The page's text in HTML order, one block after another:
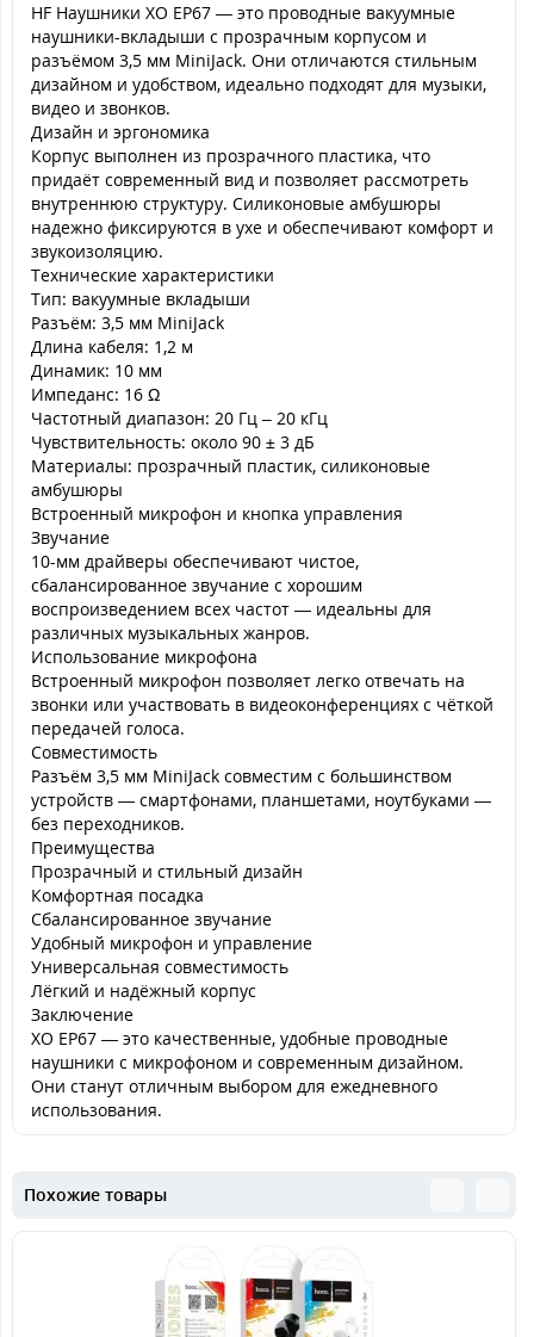
HF Наушники XO EP67 — это проводные вакуумные
наушники-вкладыши с прозрачным корпусом и
разъёмом 3,5 мм MiniJack. Они отличаются стильным
дизайном и удобством, идеально подходят для музыки,
видео и звонков.
Дизайн и эргономика
Корпус выполнен из прозрачного пластика, что
придаёт современный вид и позволяет рассмотреть
внутреннюю структуру. Силиконовые амбушюры
надежно фиксируются в ухе и обеспечивают комфорт и
звукоизоляцию.
Технические характеристики
Тип: вакуумные вкладыши
Разъём: 3,5 мм MiniJack
Длина кабеля: 1,2 м
Динамик: 10 мм
Импеданс: 16 Ω
Частотный диапазон: 20 Гц – 20 кГц
Чувствительность: около 90 ± 3 дБ
Материалы: прозрачный пластик, силиконовые
амбушюры
Встроенный микрофон и кнопка управления
Звучание
10-мм драйверы обеспечивают чистое,
сбалансированное звучание с хорошим
воспроизведением всех частот — идеальны для
различных музыкальных жанров.
Использование микрофона
Встроенный микрофон позволяет легко отвечать на
звонки или участвовать в видеоконференциях с чёткой
передачей голоса.
Совместимость
Разъём 3,5 мм MiniJack совместим с большинством
устройств — смартфонами, планшетами, ноутбуками —
без переходников.
Преимущества
Прозрачный и стильный дизайн
Комфортная посадка
Сбалансированное звучание
Удобный микрофон и управление
Универсальная совместимость
Лёгкий и надёжный корпус
Заключение
XO EP67 — это качественные, удобные проводные
наушники с микрофоном и современным дизайном.
Они станут отличным выбором для ежедневного
использования.
Похожие товары